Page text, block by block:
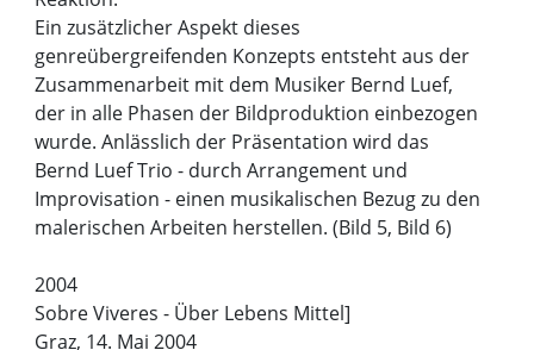
Ein zusätzlicher Aspekt dieses
genreübergreifenden Konzepts entsteht aus der
Zusammenarbeit mit dem Musiker Bernd Luef,
der in alle Phasen der Bildproduktion einbezogen
wurde. Anlässlich der Präsentation wird das
Bernd Luef Trio - durch Arrangement und
Improvisation - einen musikalischen Bezug zu den
malerischen Arbeiten herstellen. (Bild 5, Bild 6)
2004
Sobre Viveres - Über Lebens Mittel]
Graz, 14. Mai 2004